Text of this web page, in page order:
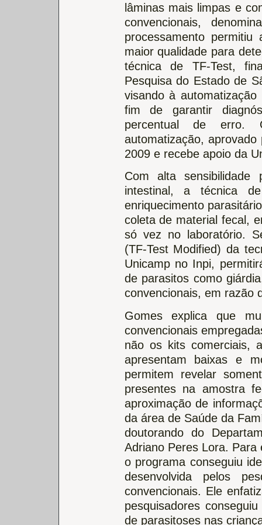
lâminas mais limpas e
convencionais,
processamento permitiu
maior qualidade para
técnica de TF-Test,
Pesquisa do Estado de
visando à
fim de garantir
percentual de erro.
automatização,
2009 e recebe apoio da
Com alta
intestinal, a técnica
enriquecimento
coleta de material fecal,
só vez no laboratório.
(TF-Test Modified) da
Unicamp no Inpi,
de parasitos como
convencionais, em razão
Gomes explica que
convencionais
não os kits comerciais,
apresentam baixas e
permitem revelar
presentes na amostra
aproximação de
da área de Saúde da
doutorando do
Adriano Peres Lora.
o programa conseguiu
desenvolvida pelos
convencionais. Ele
pesquisadores
de parasitoses nas